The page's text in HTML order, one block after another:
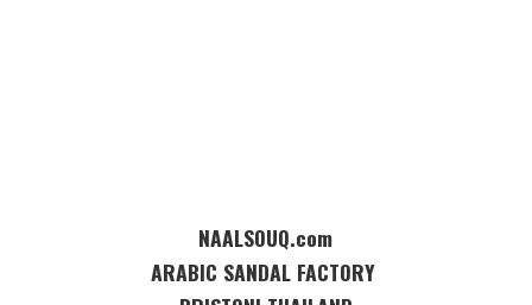
NAALSOUQ.com
ARABIC SANDAL FACTORY